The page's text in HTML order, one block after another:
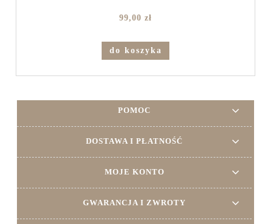
99,00 zł
do koszyka
POMOC
DOSTAWA I PŁATNOŚĆ
MOJE KONTO
GWARANCJA I ZWROTY